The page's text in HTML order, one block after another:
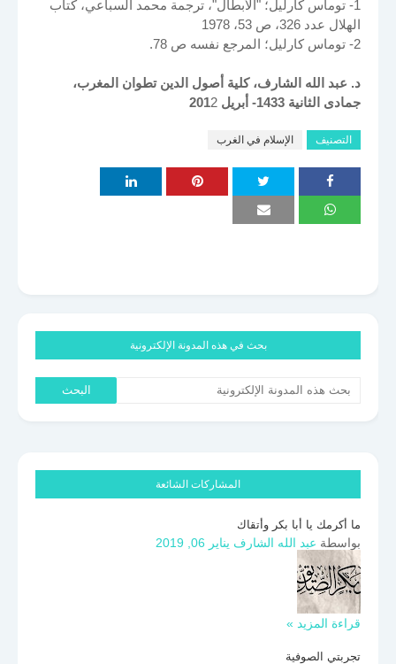
1- توماس كارليل؛ "الأبطال"، ترجمة محمد السباعي، كتاب
الهلال عدد 326، ص 53، 1978
2- توماس كارليل؛ المرجع نفسه ص 78.
د. عبد الله الشارف، كلية أصول الدين تطوان المغرب،
جمادى الثانية 1433- أبريل 201
2
التصنيف الإسلام في الغرب
بحث في هذه المدونة الإلكترونية
المشاركات الشائعة
ما أكرمك يا أبا بكر وأتقاك
بواسطة عبد الله الشارف يناير 06, 2019
قراءة المزيد »
تجربتي الصوفية